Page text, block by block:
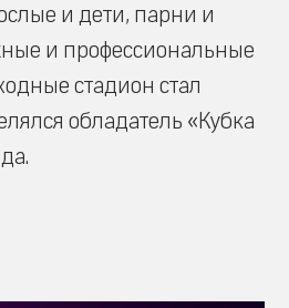
и дети, парни и
и профессиональные
стадион стал
обладатель «Кубка